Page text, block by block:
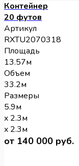
Контейнер
20 футов
Артикул
RXTU2070318
Площадь
13.57м
Объем
33.2м
Размеры
5.9м
x 2.3м
x 2.3м
от 140 000 руб.